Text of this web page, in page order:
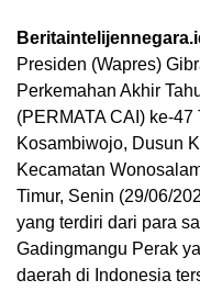
Presiden (Wapres)
Perkemahan Akhir
(PERMATA CAI) ke-
Kosambiwojo, Dusun
Kecamatan
Timur, Senin (29/06/
yang terdiri dari para
Gadingmangu Perak
daerah di Indonesia